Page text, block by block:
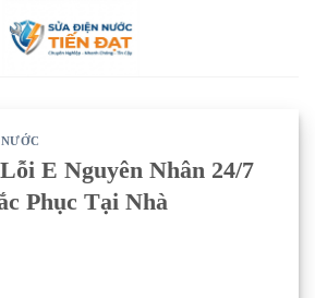
E Nguyên Nhân 24/7
Phục Tại Nhà